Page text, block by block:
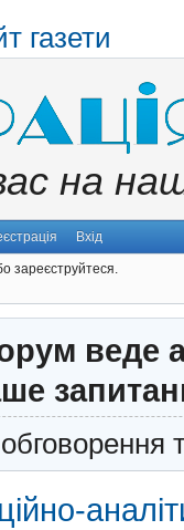
газети
на
Вхід
зареєструйтеся.
веде